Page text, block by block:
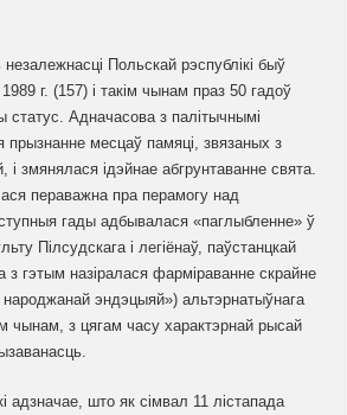
Польскай рэспублікі быў
г. (157) і такім чынам праз 50 гадоў
статус. Адначасова з палітычнымі
прызнанне месцаў памяці, звязаных з
змянялася ідэйнае абгрунтаванне свята.
пераважна пра перамогу над
гады адбывалася «паглыбленне» ў
Пілсудскага і легіёнаў, паўстанцкай
гэтым назіралася фарміраванне скрайне
народжанай эндэцыяй») альтэрнатыўнага
чынам, з цягам часу характэрнай рысай
адзначае, што як сімвал 11 лістапада